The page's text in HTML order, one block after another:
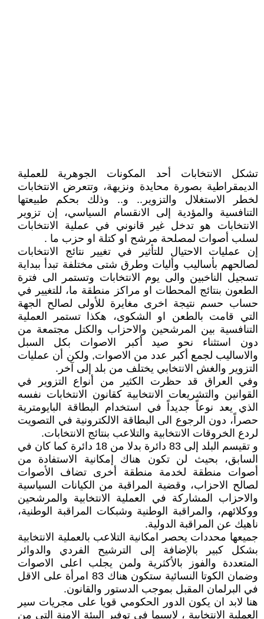
تشكل الانتخابات أحد المكونات الجوهرية للعملية
الديمقراطية بصورة محايدة ونزيهة، وتتعرض الانتخابات
لخطر الاستغلال والتزوير.. و.. وذلك بحكم طبيعتها
التنافسية والمؤدية إلى الانقسام السياسي، إن تزوير
الانتخابات هو تدخل غير قانوني في عملية الانتخابات
لسلب أصوات لمصلحة مرشح او كتلة او حزب ما .
إن عمليات الاحتيال للتأثير في تغيير نتائج الانتخابات
لصالحهم بأساليب وأليات وطرق شتى مختلفة تبدأ ببداية
تسجيل الناخبين والى يوم الانتخابات وتستمر الى فترة
الطعون بنتائج المحطات او مراكز منطقة ما، للتغيير في
حساب حسم نتيجة اخرى مغايرة للأولى لصالح الجهة
التي قامت بالطعن او الشكوى، هكذا تستمر العملية
التنافسية بين المرشحين والاحزاب والكتل مجتمعة من
دون استثناء نحو صيد أكبر الاصوات بكل السبل
والاساليب لجمع أكبر عدد من الاصوات, ولكن أن عمليات
التزوير والغش الانتخابي يختلف من بلد إلى آخر.
وفي العراق قد حظرت الكثير من أنواع التزوير في
القوانين والتشريعات الانتخابية كقانون الانتخابات نفسه
الذي يعد نوعاً جديداً في استخدام البطاقة البايومترية
حصراً، دون الرجوع الى البطاقة الالكترونية في التصويت
لردع الخروقات الانتخابية والتلاعب بنتائج الانتخابات.
و تقيسم البلد إلى 83 دائرة بدلا من 18 دائرة كما كان في
السابق، بحيث لن تكون هناك إمكانية الاستفادة من
أصوات منطقة لخدمة منطقة أخرى تضاف الأصوات
لصالح الاحزاب، وقضية المراقبة من الكيانات السياسية
والاحزاب المشاركة في العملية الانتخابية والمرشحين
ووكلائهم، والمراقبة الوطنية وشبكات المراقبة الوطنية،
ناهيك عن المراقبة الدولية.
جميعها محددات يحصر امكانية التلاعب بالعملية الانتخابية
بشكل كبير بالإضافة إلى الترشيح الفردي والدوائر
المتعددة والفوز بالأكثرية ولمن يجلب اعلى الاصوات
وضمان الكوتا النسائية ستكون هناك 83 امرأة على الاقل
في البرلمان المقبل بموجب الدستور والقانون.
هنا لابد ان يكون الدور الحكومي قويا على مجريات سير
العملية الانتخابية ، لاسيما في توفير البيئة الامنة التي من